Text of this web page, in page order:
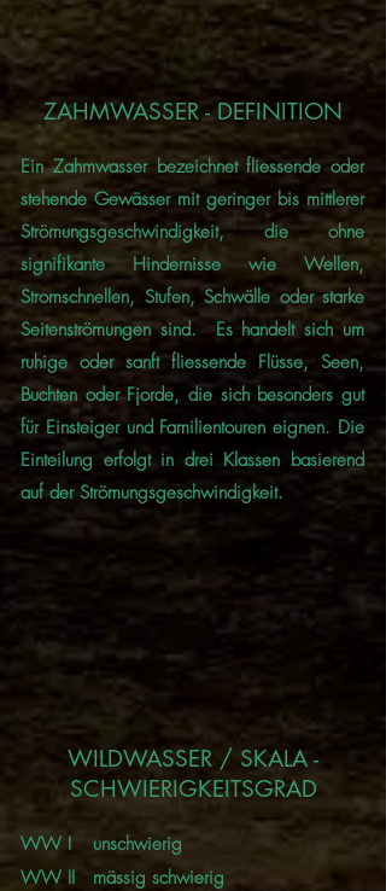
ZAHMWASSER - DEFINITION
Ein Zahmwasser bezeichnet fliessende oder
stehende Gewässer mit geringer bis mittlerer
Strömungsgeschwindigkeit, die ohne
signifikante Hindernisse wie Wellen,
Stromschnellen, Stufen, Schwälle oder starke
Seitenströmungen sind. Es handelt sich um
ruhige oder sanft fliessende Flüsse, Seen,
Buchten oder Fjorde, die sich besonders gut
für Einsteiger und Familientouren eignen. Die
Einteilung erfolgt in drei Klassen basierend
auf der Strömungsgeschwindigkeit.
WILDWASSER / SKALA -
SCHWIERIGKEITSGRAD
WW I
unschwierig
WW II
mässig schwierig